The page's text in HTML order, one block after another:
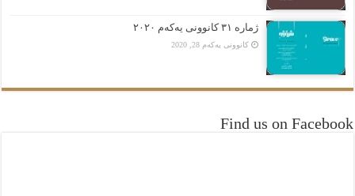
ژمارە ٣١ کانوونی یەکەم ٢٠٢٠
کانوونی یەکەم 28, 2020
Find us on Facebook